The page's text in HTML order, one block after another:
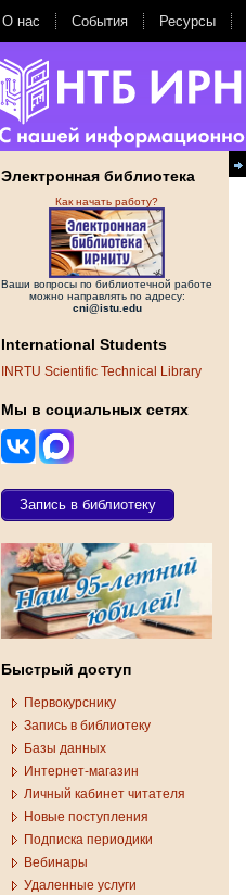
О нас События Ресурсы
Электронная библиотека
Как начать работу?
Ваши вопросы по библиотечной работе
можно направлять по адресу:
cni@istu.edu
International Students
INRTU Scientific Technical Library
Мы в социальных сетях
Запись в библиотеку
Быстрый доступ
Первокурснику
Запись в библиотеку
Базы данных
Интернет-магазин
Личный кабинет читателя
Новые поступления
Подписка периодики
Вебинары
Удаленные услуги